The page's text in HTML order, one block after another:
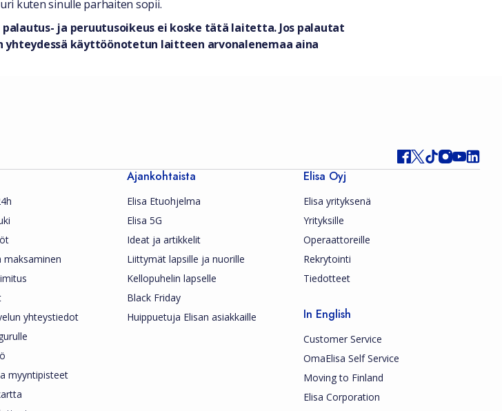
kuten sinulle parhaiten sopii.
ja peruutusoikeus ei koske tätä laitetta. Jos palautat
käyttöönotetun laitteen arvonalenemaa aina
maksaminen
yhteystiedot
myyntipisteet
Ajankohtaista
Elisa Etuohjelma
Elisa 5G
Ideat ja artikkelit
Liittymät lapsille ja nuorille
Kellopuhelin lapselle
Black Friday
Huippuetuja Elisan asiakkaille
Elisa Oyj
Elisa yrityksenä
Yrityksille
Operaattoreille
Rekrytointi
Tiedotteet
In English
Customer Service
OmaElisa Self Service
Moving to Finland
Elisa Corporation